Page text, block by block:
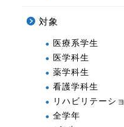
対象
医療系学生
医学科生
薬学科生
看護学科生
リハビリテーシ
全学年